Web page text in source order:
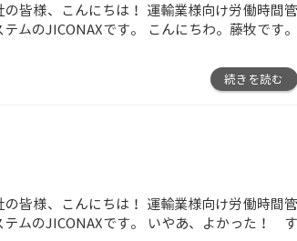
皆様、こんにちは！ 運輸業様向け労働時間
ムのJICONAXです。 こんにちわ。藤牧です。
続きを読む
皆様、こんにちは！ 運輸業様向け労働時間
テムのJICONAXです。 いやあ、よかった！ す